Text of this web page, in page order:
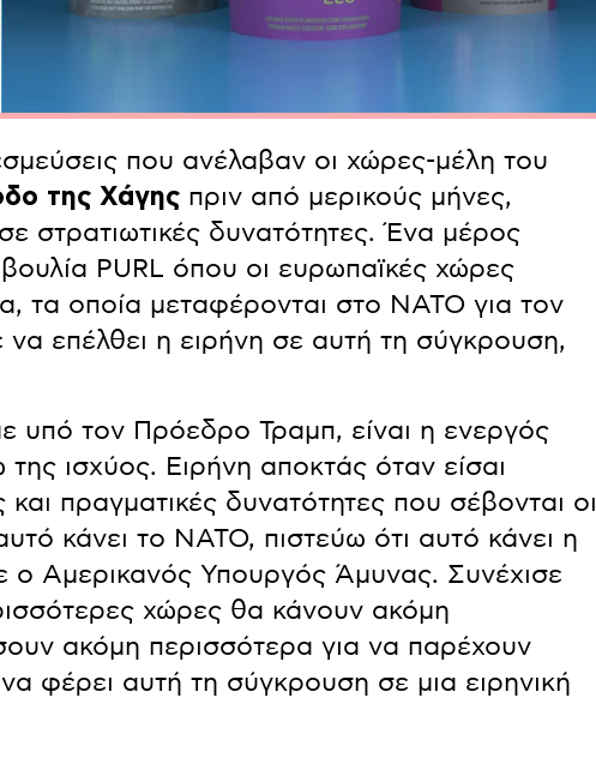
που ανέλαβαν οι χώρες-μέλη του
της Χάγης πριν από μερικούς μήνες,
στρατιωτικές δυνατότητες. Ένα μέρος
PURL όπου οι ευρωπαϊκές χώρες
τα οποία μεταφέρονται στο ΝΑΤΟ για τον
να επέλθει η ειρήνη σε αυτή τη σύγκρουση,
υπό τον Πρόεδρο Τραμπ, είναι η ενεργός
ισχύος. Ειρήνη αποκτάς όταν είσαι
πραγματικές δυνατότητες που σέβονται οι
κάνει το ΝΑΤΟ, πιστεύω ότι αυτό κάνει η
ο Αμερικανός Υπουργός Άμυνας. Συνέχισε
χώρες θα κάνουν ακόμη
ακόμη περισσότερα για να παρέχουν
φέρει αυτή τη σύγκρουση σε μια ειρηνική